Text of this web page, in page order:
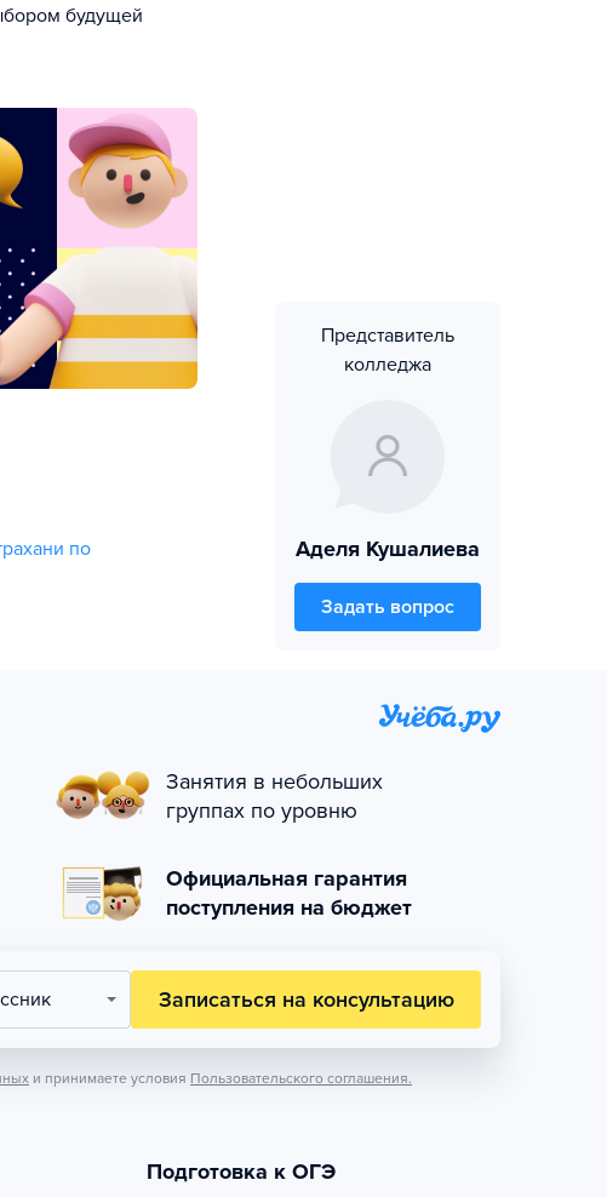
будущей
по
Представитель
колледжа
Аделя Кушалиева
Задать вопрос
Занятия в небольших
группах по уровню
Официальная гарантия
поступления на бюджет
Записаться на консультацию
и принимаете условия Пользовательского соглашения.
Подготовка к ОГЭ